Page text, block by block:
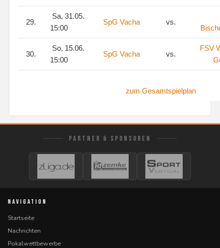
29.
Sa, 31.05.
15:00
SpG Vacha vs.
30.
So, 15.06.
15:00
SpG Vacha vs.
FSV
zum Gesamtspielplan
PARTNER & SPONSOREN
NAVIGATION
Startseite
Nachrichten
Pokalwettbewerbe